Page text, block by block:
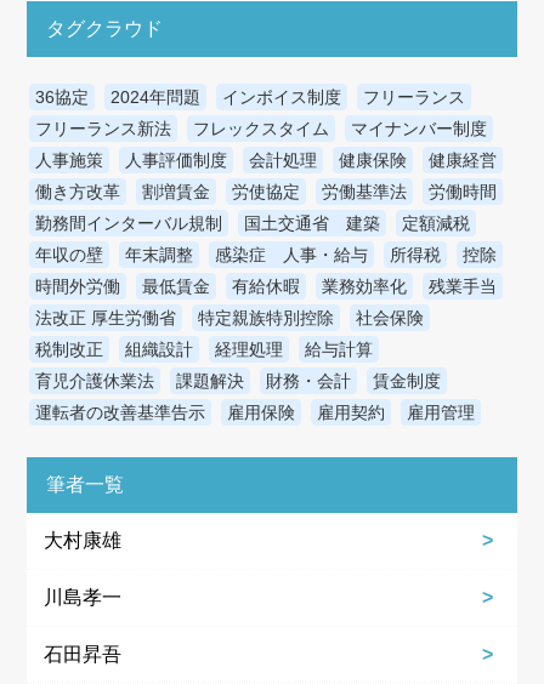
タグクラウド
36協定 2024年問題 インボイス制度
フリーランス
フリーランス新法
フレックスタイム
マイナンバー制度
人事施策
人事評価制度 会計処理 健康保険
健康経営
働き方改革
割増賃金 労使協定 労働基準法
労働時間
勤務間インターバル規制
国土交通省 建築
定額減税
年収の壁
年末調整 感染症 人事・給与 所得税
控除
時間外労働
最低賃金 有給休暇 業務効率化
残業手当
法改正 厚生労働省
特定親族特別控除
社会保険
税制改正
組織設計 経理処理
給与計算
育児介護休業法
課題解決 財務・会計
賃金制度
運転者の改善基準告示
雇用保険 雇用契約 雇用管理
筆者一覧
大村康雄
川島孝一
石田昇吾